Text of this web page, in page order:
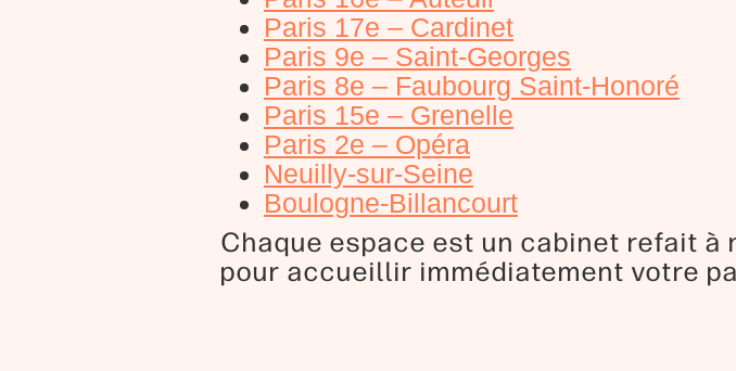
Paris 17e – Cardinet
Paris 9e – Saint-Georges
Paris 8e – Faubourg Saint-Honoré
Paris 15e – Grenelle
Paris 2e – Opéra
Neuilly-sur-Seine
Boulogne-Billancourt
Chaque espace est un cabinet refait à
pour accueillir immédiatement votre